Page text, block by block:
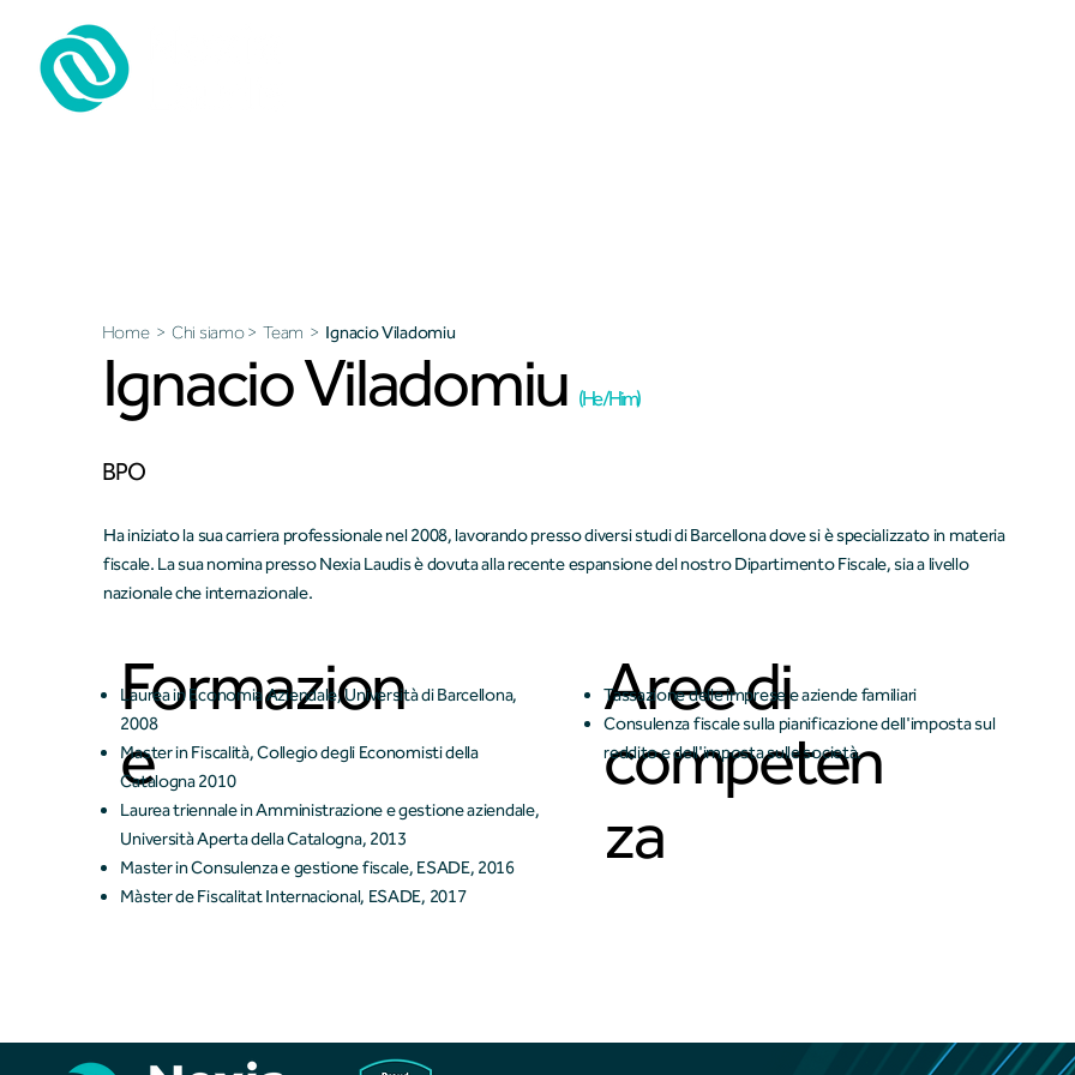
Home >Chi siamo>Team > Ignacio Viladomiu
Ignacio Viladomiu (He / Him)
BPO
Ha iniziato la sua carriera professionale nel 2008, lavorando presso diversi studi di Barcellona dove si è specializzato in materia
fiscale. La sua nomina presso Nexia Laudis è dovuta alla recente espansione del nostro Dipartimento Fiscale, sia a livello
nazionale che internazionale.
Formazion
e
Laurea in Economia Aziendale, Università di Barcellona,
2008
Master in Fiscalità, Collegio degli Economisti della
Catalogna 2010
Laurea triennale in Amministrazione e gestione aziendale,
Università Aperta della Catalogna, 2013
Master in Consulenza e gestione fiscale, ESADE, 2016
Màster de Fiscalitat Internacional, ESADE, 2017
Aree di
competen
za
Tassazione delle imprese e aziende familiari
Consulenza fiscale sulla pianificazione dell'imposta sul
reddito e dell'imposta sulle società.